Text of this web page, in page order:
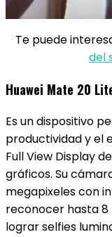
Te puede
del
Huawei Mate 20
Es un dispositivo
productividad y el
Full View Display
gráficos. Su
megapixeles con
reconocer hasta 8
lograr selfies